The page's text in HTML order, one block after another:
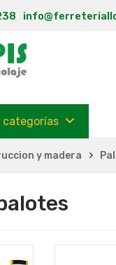
categorías
y madera